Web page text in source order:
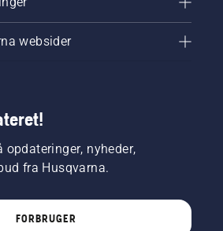
websider
nyheder,
fra Husqvarna.
FORBRUGER